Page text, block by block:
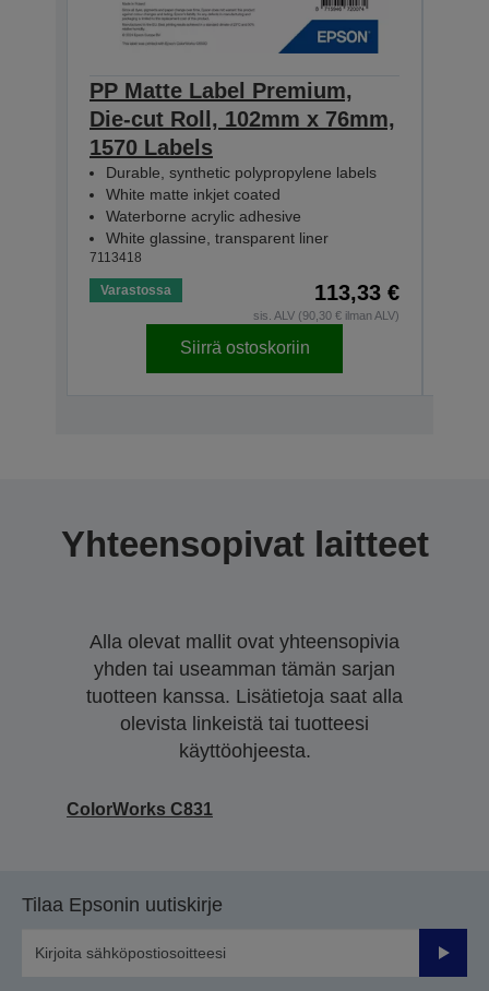
PP Matte Label Premium,
Die-cut Roll, 102mm x 76mm,
1570 Labels
Durable, synthetic polypropylene labels
White matte inkjet coated
Waterborne acrylic adhesive
White glassine, transparent liner
7113418
Varastossa 113,33 €
sis. ALV (90,30 € ilman ALV)
Siirrä ostoskoriin
Yhteensopivat laitteet
Alla olevat mallit ovat yhteensopivia
yhden tai useamman tämän sarjan
tuotteen kanssa. Lisätietoja saat alla
olevista linkeistä tai tuotteesi
käyttöohjeesta.
ColorWorks C831
Tilaa Epsonin uutiskirje
Lähetä